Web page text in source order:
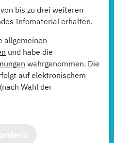
bis zu drei weiteren
Infomaterial erhalten.
allgemeinen
und habe die
wahrgenommen. Die
auf elektronischem
Wahl der